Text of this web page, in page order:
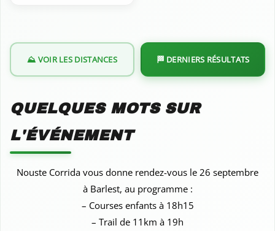
⛰️ VOIR LES DISTANCES 🏁 DERNIERS RÉSULTATS
QUELQUES MOTS SUR
L'ÉVÉNEMENT
Nouste Corrida vous donne rendez-vous le 26 septembre
à Barlest, au programme :
– Courses enfants à 18h15
– Trail de 11km à 19h